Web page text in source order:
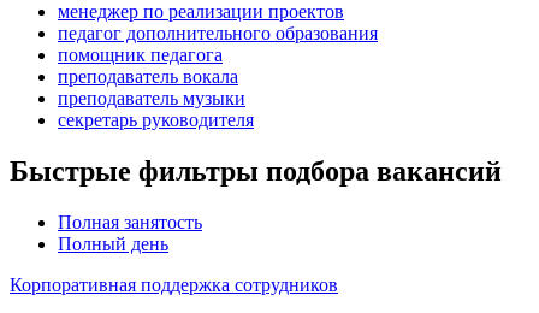
менеджер по реализации проектов
педагог дополнительного образования
помощник педагога
преподаватель вокала
преподаватель музыки
секретарь руководителя
Быстрые фильтры подбора вакансий
Полная занятость
Полный день
Корпоративная поддержка сотрудников